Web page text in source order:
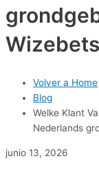
Wizebets
Volver a Home
Blog
Welke Klant
Nederlands
junio 13, 2026